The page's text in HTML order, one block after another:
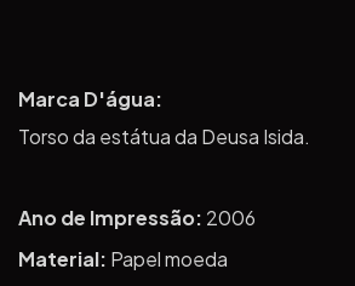
Marca D'água:
Torso da estátua da Deusa Isida.
Ano de Impressão: 2006
Material: Papel moeda